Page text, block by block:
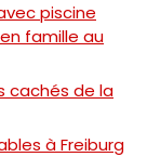
piscine
famille au
cachés de la
à Freiburg